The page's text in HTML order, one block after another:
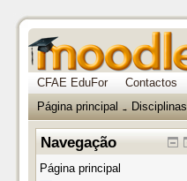
CFAE EduFor Contactos
Página principal
→ Disciplinas
Navegação
Página principal